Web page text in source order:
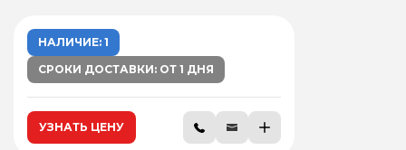
НАЛИЧИЕ: 1
СРОКИ ДОСТАВКИ: ОТ 1 ДНЯ
УЗНАТЬ ЦЕНУ